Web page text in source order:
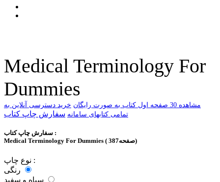
Medical Terminology For
Dummies
ﻣﺸﺎﻫﺪﻩ 30 ﺻﻔﺤﻪ اﻭﻝ ﮐﺘﺎﺏ ﺑﻪ ﺻﻮﺭﺕ ﺭاﯾﮕﺎﻥ
خرید دسترسی آنلاین به
تمامی کتابهای سامانه سفارش چاپ کتاب
سفارش چاپ کتاب :
Medical Terminology For Dummies ( 387صفحه)
نوع چاپ :
رنگی
سیاه و سفید